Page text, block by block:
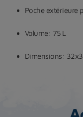
Poche extérieure
Volume: 75 L
Dimensions: